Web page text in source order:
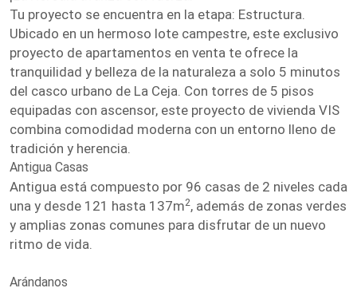
Tu proyecto se encuentra en la etapa: Estructura.
Ubicado en un hermoso lote campestre, este exclusivo
proyecto de apartamentos en venta te ofrece la
tranquilidad y belleza de la naturaleza a solo 5 minutos
del casco urbano de La Ceja. Con torres de 5 pisos
equipadas con ascensor, este proyecto de vivienda VIS
combina comodidad moderna con un entorno lleno de
tradición y herencia.
Antigua Casas
Antigua está compuesto por 96 casas de 2 niveles cada
una y desde 121 hasta 137m2, además de zonas verdes
y amplias zonas comunes para disfrutar de un nuevo
ritmo de vida.
Arándanos